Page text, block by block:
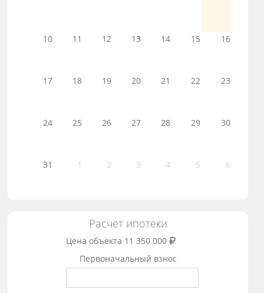
10 11 12 13 14 15 16
17 18 19 20 21 22 23
24 25 26 27 28 29 30
31 1 2 3 4 5 6
Расчет ипотеки
Цена объекта 11 350 000
Первоначальный взнос